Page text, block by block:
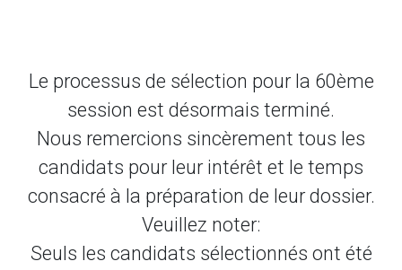
Le processus de sélection pour la 60ème
session est désormais terminé.
Nous remercions sincèrement tous les
candidats pour leur intérêt et le temps
consacré à la préparation de leur dossier.
Veuillez noter:
Seuls les candidats sélectionnés ont été